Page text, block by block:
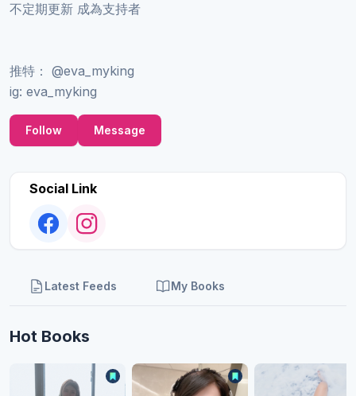
不定期更新 成為支持者
推特： @eva_myking
ig: eva_myking
Follow Message
Social Link
Latest Feeds My Books
Hot Books